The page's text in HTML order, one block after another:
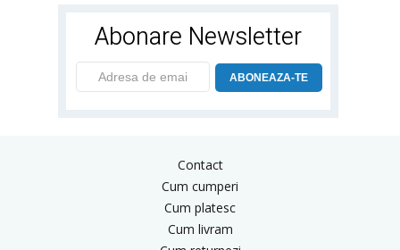
Abonare Newsletter
ABONEAZA-TE
Contact
Cum cumperi
Cum platesc
Cum livram